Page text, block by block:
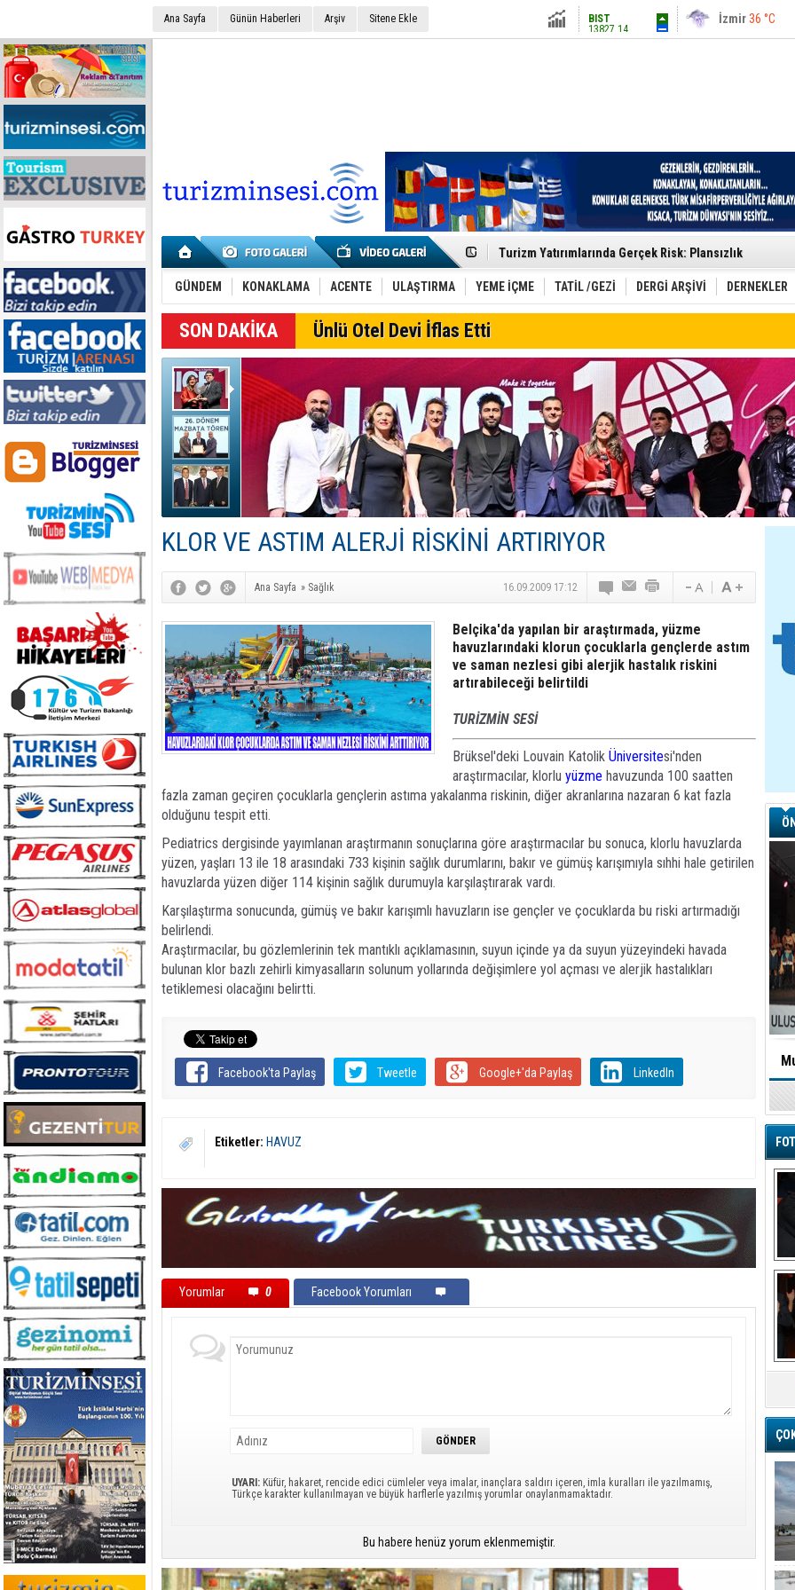
Ana Sayfa Günün Haberleri Arşiv Sitene Ekle
Altın6580.32 İstanbul 31 °C
Etkinlik sektörünün Çatı Kuruluşlardan İstanbul Zirvesi
Turizm Yatırımlarında Gerçek Risk: Plansızlık
Çelebi–THY İş Birliğiyle Kenya’da Güçleniyor
Global Yatırım Holding,%38 Artış: Net Kâr 46,5 Milyon
Yabancı Dijital Platformlara Ayrıcalık Yasası
Tatilsepeti’nden Villa Tatili Modeli
Jolly ile Mezopotamya’ya Yolculuk!
LÖSEV Yaz Okulu’nda Şifa ve Neşe
Turizm geliri ilk 6 ayda 25,7 milyar dolar oldu
Canovate’den Yeni Nesil Veri Merkezleri
Türk MICE Sektörüne Yeni Fırsatlar
TAV Havalimanları’ndan Yılın İlk Yarısında Rekor
SunExpress’ten Tatil Hamlesi
NG Grup, Domaniç’in Potansiyelini Vurguladı
GÜNDEM KONAKLAMA ACENTE ULAŞTIRMA YEME İÇME TATİL /GEZİ DERGİ ARŞİVİ DERNEKLER
SON DAKİKA Ünlü Otel Devi İflas Etti
KLOR VE ASTIM ALERJİ RİSKİNİ ARTIRIYOR
Ana Sayfa » Sağlık 16.09.2009 17:12
Belçika'da yapılan bir araştırmada, yüzme
havuzlarındaki klorun çocuklarla gençlerde astım
ve saman nezlesi gibi alerjik hastalık riskini
artırabileceği belirtildi
TURİZMİN SESİ
Brüksel'deki Louvain Katolik Üniversitesi'nden
araştırmacılar, klorlu yüzme havuzunda 100 saatten
fazla zaman geçiren çocuklarla gençlerin astıma yakalanma riskinin, diğer akranlarına nazaran 6 kat fazla
olduğunu tespit etti.
Pediatrics dergisinde yayımlanan araştırmanın sonuçlarına göre araştırmacılar bu sonuca, klorlu havuzlarda
yüzen, yaşları 13 ile 18 arasındaki 733 kişinin sağlık durumlarını, bakır ve gümüş karışımıyla sıhhi hale getirilen
havuzlarda yüzen diğer 114 kişinin sağlık durumuyla karşılaştırarak vardı.
Karşılaştırma sonucunda, gümüş ve bakır karışımlı havuzların ise gençler ve çocuklarda bu riski artırmadığı
belirlendi.
Araştırmacılar, bu gözlemlerinin tek mantıklı açıklamasının, suyun içinde ya da suyun yüzeyindeki havada
bulunan klor bazlı zehirli kimyasalların solunum yollarında değişimlere yol açması ve alerjik hastalıkları
tetiklemesi olacağını belirtti.
Facebook'ta Paylaş Tweetle Google+'da Paylaş LinkedIn
Etiketler: HAVUZ
Yorumlar 0 Facebook Yorumları
UYARI: Küfür, hakaret, rencide edici cümleler veya imalar, inançlara saldırı içeren, imla kuralları ile yazılmamış,
Türkçe karakter kullanılmayan ve büyük harflerle yazılmış yorumlar onaylanmamaktadır.
Bu habere henüz yorum eklenmemiştir.